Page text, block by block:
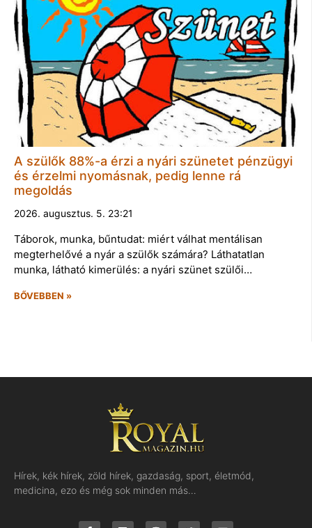
A szülők 88%-a érzi a nyári szünetet pénzügyi
és érzelmi nyomásnak, pedig lenne rá
megoldás
2026. augusztus. 5. 23:21
Táborok, munka, bűntudat: miért válhat mentálisan
megterhelővé a nyár a szülők számára? Láthatatlan
munka, látható kimerülés: a nyári szünet szülői…
BŐVEBBEN »
Hírek, kék hírek, zöld hírek, gazdaság, sport, életmód,
medicina, ezo és még sok minden más…